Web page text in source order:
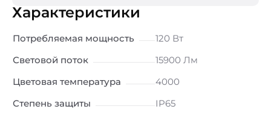
Характеристики
Потребляемая мощность
120 Вт
Световой поток
15900 Лм
Цветовая температура
4000
Степень защиты
IP65